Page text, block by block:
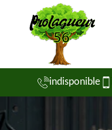
indisponible